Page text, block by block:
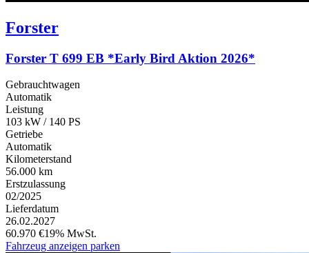
Forster
Forster T 699 EB *Early Bird Aktion 2026*
Gebrauchtwagen
Automatik
Leistung
103 kW / 140 PS
Getriebe
Automatik
Kilometerstand
56.000 km
Erstzulassung
02/2025
Lieferdatum
26.02.2027
60.970 €19% MwSt.
Fahrzeug anzeigen parken